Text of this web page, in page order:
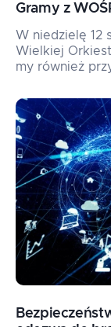
Gramy z
W niedzielę 12
Wielkiej
my również